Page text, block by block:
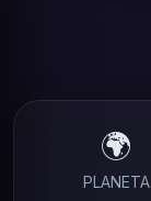
🌍
PLANETA